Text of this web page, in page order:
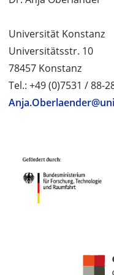
Universität Konstanz
Universitätsstr. 10
78457 Konstanz
Tel.: +49 (0)7531 / 88-